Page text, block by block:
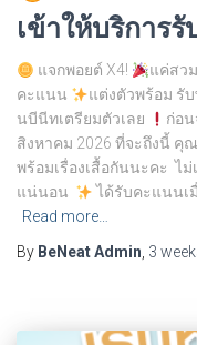
เข้าให้บริการ
แจกพอยต์ X4!
แค่สว
คะแนน
แต่งตัวพร้อม รั
นบีนีทเตรียมตัวเลย
ก่อ
สิงหาคม 2026 ที่จะถึงนี้
พร้อมเรื่องเสื้อกันนะคะ ไ
แน่นอน
ได้รับค
Read more…
By BeNeat Admin, 3